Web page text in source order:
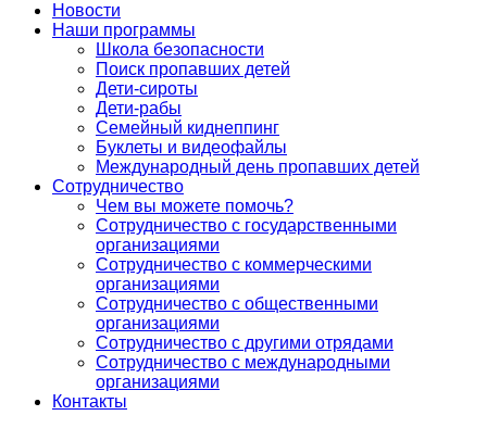
Новости
Наши программы
Школа безопасности
Поиск пропавших детей
Дети-сироты
Дети-рабы
Семейный киднеппинг
Буклеты и видеофайлы
Международный день пропавших детей
Сотрудничество
Чем вы можете помочь?
Сотрудничество с государственными
организациями
Сотрудничество с коммерческими
организациями
Сотрудничество с общественными
организациями
Сотрудничество с другими отрядами
Сотрудничество с международными
организациями
Контакты